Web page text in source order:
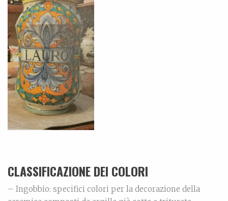
CLASSIFICAZIONE DEI COLORI
– Ingobbio: specifici colori per la decorazione della